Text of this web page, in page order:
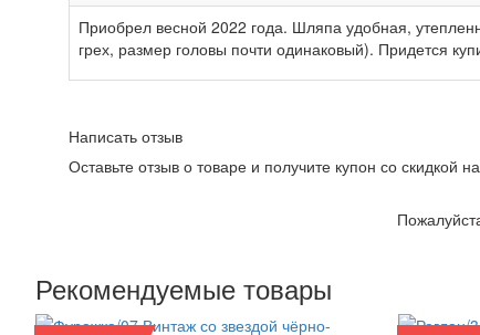
Приобрел весной 2022 года. Шляпа удобная,
грех, размер головы почти одинаковый). Придется
Написать отзыв
Оставьте отзыв о товаре и получите купон со скидкой
Рекомендуемые товары